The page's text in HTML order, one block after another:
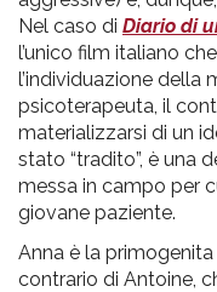
Nel caso di Diario di
l’unico film italiano
l’individuazione della
psicoterapeuta, il
materializzarsi di un
stato “tradito”, è una
messa in campo per
giovane paziente.
Anna è la
contrario di Antoine,